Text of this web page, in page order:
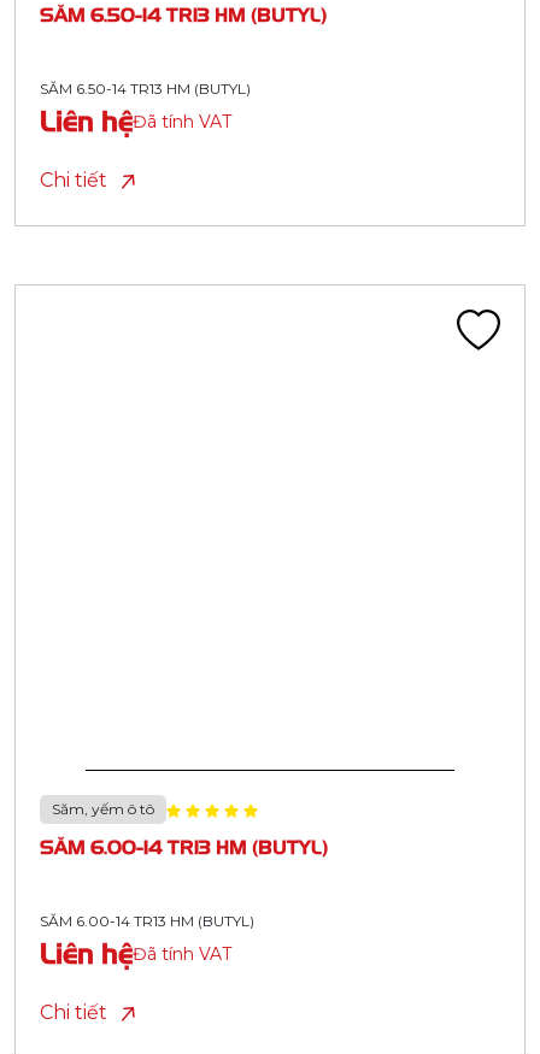
SĂM 6.50-14 TR13 HM (BUTYL)
SĂM 6.50-14 TR13 HM (BUTYL)
Liên hệĐã tính VAT
Chi tiết
Săm, yếm ô tô
SĂM 6.00-14 TR13 HM (BUTYL)
SĂM 6.00-14 TR13 HM (BUTYL)
Liên hệĐã tính VAT
Chi tiết